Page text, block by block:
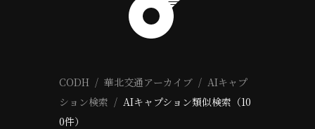
CODH 華北交通アーカイブ
AIキャプ
ション検索
AIキャプション類似検索（10
0件）